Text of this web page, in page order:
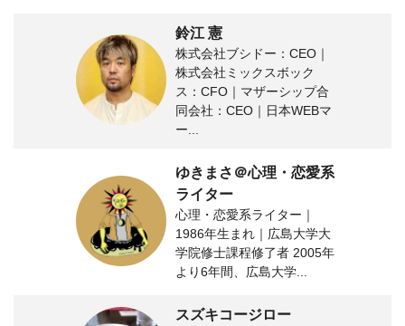
鈴江 憲
株式会社ブシドー：CEO｜
株式会社ミックスボック
ス：CFO｜マザーシップ合
同会社：CEO｜日本WEBマ
ー...
ゆきまさ＠心理・恋愛系
ライター
心理・恋愛系ライター｜
1986年生まれ｜広島大学大
学院修士課程修了者 2005年
より6年間、広島大学...
スズキコージロー